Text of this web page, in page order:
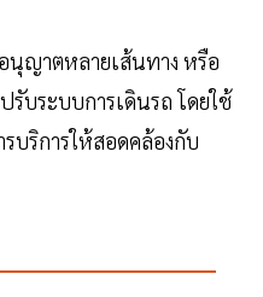
นุญาตหลายเส้นทาง หรือ
บระบบการเดินรถ โดยใช้
บริการให้สอดคล้องกับ